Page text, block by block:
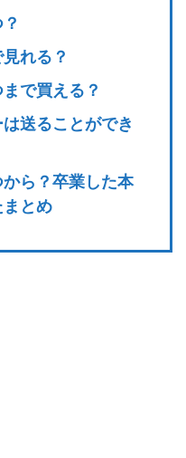
れる？
で買える？
送ることができ
ら？卒業した本
とめ